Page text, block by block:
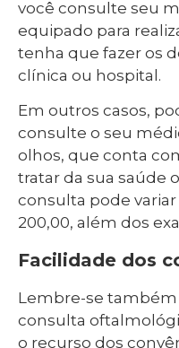
você consulte seu
equipado para
tenha que fazer os
clínica ou hospital.
Em outros casos,
consulte o seu
olhos, que conta
tratar da sua saúde
consulta pode variar
200,00, além dos
Facilidade dos
Lembre-se também
consulta
o recurso dos